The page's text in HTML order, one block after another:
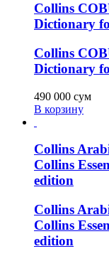
Collins
Dictionary
Collins
Dictionary
490 000 сум
В корзину
Collins
Collins
edition
Collins
Collins
edition